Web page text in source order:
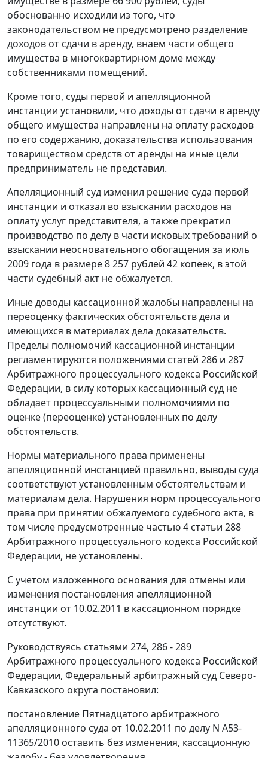
обоснованно исходили из того, что
законодательством не предусмотрено разделение
доходов от сдачи в аренду, внаем части общего
имущества в многоквартирном доме между
собственниками помещений.
Кроме того, суды первой и апелляционной
инстанции установили, что доходы от сдачи в аренду
общего имущества направлены на оплату расходов
по его содержанию, доказательства использования
товариществом средств от аренды на иные цели
предприниматель не представил.
Апелляционный суд изменил решение суда первой
инстанции и отказал во взыскании расходов на
оплату услуг представителя, а также прекратил
производство по делу в части исковых требований о
взыскании неосновательного обогащения за июль
2009 года в размере 8 257 рублей 42 копеек, в этой
части судебный акт не обжалуется.
Иные доводы кассационной жалобы направлены на
переоценку фактических обстоятельств дела и
имеющихся в материалах дела доказательств.
Пределы полномочий кассационной инстанции
регламентируются положениями статей 286 и 287
Арбитражного процессуального кодекса Российской
Федерации, в силу которых кассационный суд не
обладает процессуальными полномочиями по
оценке (переоценке) установленных по делу
обстоятельств.
Нормы материального права применены
апелляционной инстанцией правильно, выводы суда
соответствуют установленным обстоятельствам и
материалам дела. Нарушения норм процессуального
права при принятии обжалуемого судебного акта, в
том числе предусмотренные частью 4 статьи 288
Арбитражного процессуального кодекса Российской
Федерации, не установлены.
С учетом изложенного основания для отмены или
изменения постановления апелляционной
инстанции от 10.02.2011 в кассационном порядке
отсутствуют.
Руководствуясь статьями 274, 286 - 289
Арбитражного процессуального кодекса Российской
Федерации, Федеральный арбитражный суд Северо-
Кавказского округа постановил:
постановление Пятнадцатого арбитражного
апелляционного суда от 10.02.2011 по делу N А53-
11365/2010 оставить без изменения, кассационную